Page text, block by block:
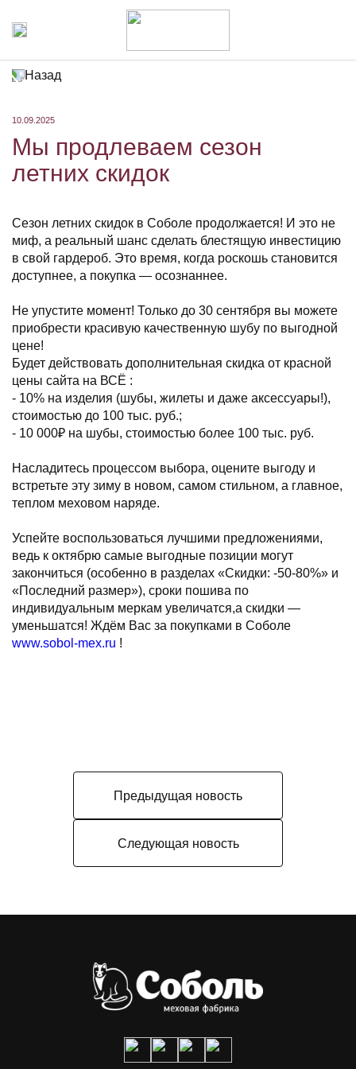
Назад
10.09.2025
Мы продлеваем сезон
летних скидок
Сезон летних скидок в Соболе продолжается! И это не
миф, а реальный шанс сделать блестящую инвестицию
в свой гардероб. Это время, когда роскошь становится
доступнее, а покупка — осознаннее.
Не упустите момент! Только до 30 сентября вы можете
приобрести красивую качественную шубу по выгодной
цене!
Будет действовать дополнительная скидка от красной
цены сайта на ВСЁ :
- 10% на изделия (шубы, жилеты и даже аксессуары!),
стоимостью до 100 тыс. руб.;
- 10 000₽ на шубы, стоимостью более 100 тыс. руб.
Насладитесь процессом выбора, оцените выгоду и
встретьте эту зиму в новом, самом стильном, а главное,
теплом меховом наряде.
Успейте воспользоваться лучшими предложениями,
ведь к октябрю самые выгодные позиции могут
закончиться (особенно в разделах «Скидки: -50-80%» и
«Последний размер»), сроки пошива по
индивидуальным меркам увеличатся,а скидки —
уменьшатся! Ждём Вас за покупками в Соболе
www.sobol-mex.ru !
Предыдущая новость
Следующая новость